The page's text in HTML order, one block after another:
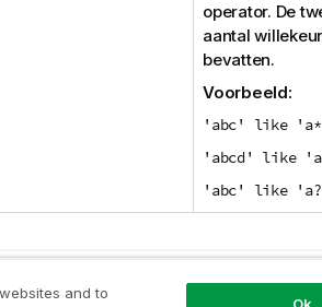
operator. De
aantal
bevatten.
Voorbeeld:
'abc' like
'abcd' like
'abc' like
Relationele operatoren
and to